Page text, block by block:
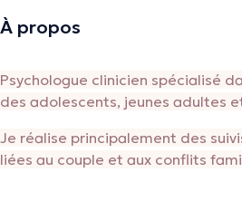
À propos
Psychologue clinicien spécialisé
des adolescents, jeunes adultes
Je réalise principalement des
liées au couple et aux conflits